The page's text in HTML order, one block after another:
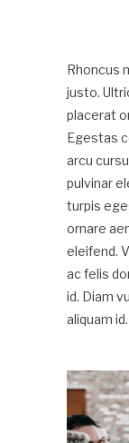
Rhoncus
justo.
placerat
Egestas
arcu
pulvinar
turpis
ornare
eleifend.
ac felis
id. Diam
aliquam id.